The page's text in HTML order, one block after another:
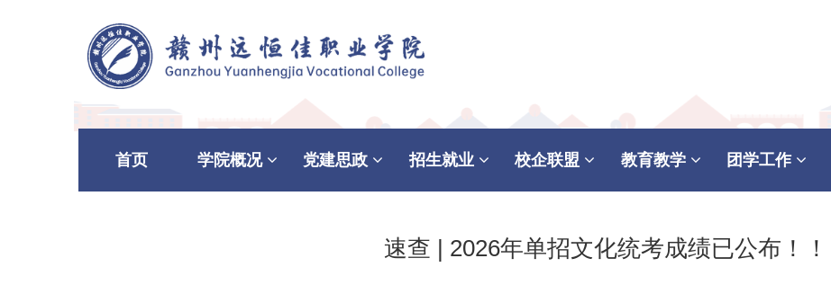
首页 学院概况 党建思政 招生就业 校企联盟 教育教学 团学工作
速查 | 2026年单招文化统考成绩已公布！！